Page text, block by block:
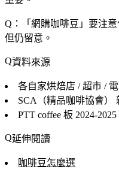
Q：「 網購咖啡豆 」要注意
但仍留意。
資料來源
各自家烘焙店 / 超市 /
SCA（精品咖啡協會）
PTT coffee 板 2024-
延伸閱讀
咖啡豆怎麼選